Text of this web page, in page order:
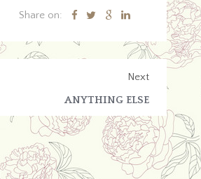
Share on:
Next
ANYTHING ELSE